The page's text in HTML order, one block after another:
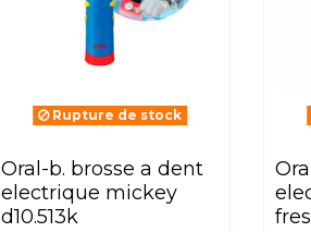
Rupture de stock
oral-b. brosse a dent
electrique mickey
d10.513k
oral-b brosse à dents